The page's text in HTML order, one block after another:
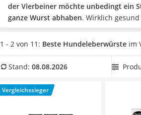
Magnesiumpräparat
Katzenklappe
Nackenmassagegerät
Zeckenschutz Katze
Philips-Sonicare-Zahnbürste
Mineralfutter Pferd
Massagegerät
der Vierbeiner möchte unbedingt ein
ganze Wurst abhaben. Wirklich
nicht.Wie Tests im Internet berichten,
den Menschen für unsere Vierbeiner
praktischer Tubenform sogar mit zum
eine Hundeleberwurst in
Überzeugt hat uns hier im August 2026
*
1 - 2 von 11: Beste Hundeleberwürste im
Stand: 08.08.2026
Vergleichssieger